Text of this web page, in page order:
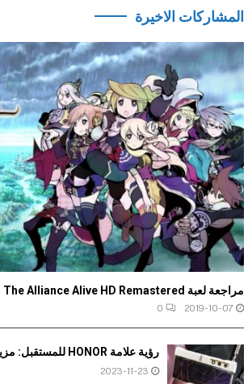
المشاركات الاخيرة
مراجعة لعبة The Alliance Alive HD Remastered
2019-10-07
0
رؤية علامة HONOR للمستقبل: مزيج يجمع بين الموضة...
2023-11-23